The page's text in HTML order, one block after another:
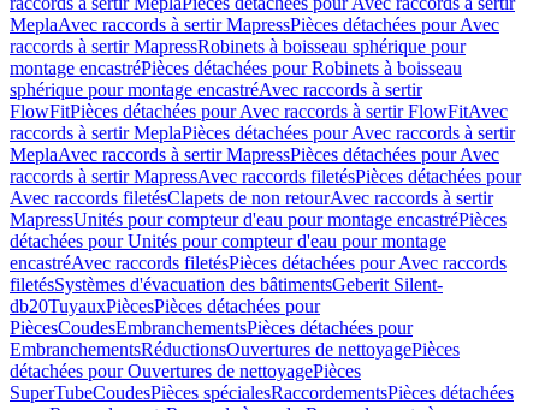
MeplaAvec raccords à sertir MapressPièces détachées pour Avec
raccords à sertir MapressRobinets à boisseau sphérique pour
montage encastréPièces détachées pour Robinets à boisseau
sphérique pour montage encastréAvec raccords à sertir
FlowFitPièces détachées pour Avec raccords à sertir FlowFitAvec
raccords à sertir MeplaPièces détachées pour Avec raccords à sertir
MeplaAvec raccords à sertir MapressPièces détachées pour Avec
raccords à sertir MapressAvec raccords filetésPièces détachées pour
Avec raccords filetésClapets de non retourAvec raccords à sertir
MapressUnités pour compteur d'eau pour montage encastréPièces
détachées pour Unités pour compteur d'eau pour montage
encastréAvec raccords filetésPièces détachées pour Avec raccords
filetésSystèmes d'évacuation des bâtimentsGeberit Silent-
db20TuyauxPiècesPièces détachées pour
PiècesCoudesEmbranchementsPièces détachées pour
EmbranchementsRéductionsOuvertures de nettoyagePièces
détachées pour Ouvertures de nettoyagePièces
SuperTubeCoudesPièces spécialesRaccordementsPièces détachées